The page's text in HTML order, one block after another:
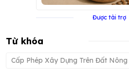
Được tài trợ
Từ khóa
Cấp Phép Xây Dựng Trên Đất